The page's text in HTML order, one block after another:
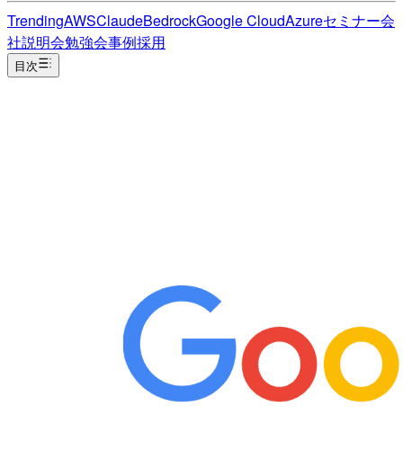
TrendingAWSClaudeBedrockGoogle CloudAzureセミナー会
社説明会勉強会事例採用
目次